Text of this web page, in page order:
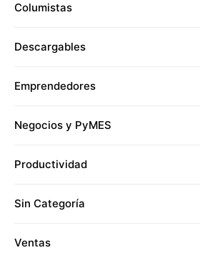
Columistas
Descargables
Emprendedores
Negocios y PyMES
Productividad
Sin Categoría
Ventas